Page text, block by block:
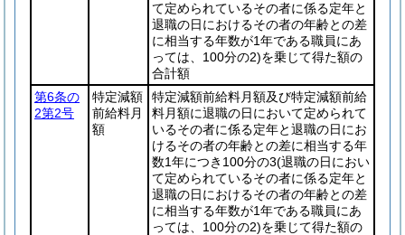
て定められているその者に係る定年と
退職の日におけるその者の年齢との差
に相当する年数が1年である職員にあ
っては、100分の2)を乗じて得た額の
合計額
第6条の
2第2号
特定減額
前給料月
額
特定減額前給料月額及び特定減額前給
料月額に退職の日において定められて
いるその者に係る定年と退職の日にお
けるその者の年齢との差に相当する年
数1年につき100分の3(退職の日におい
て定められているその者に係る定年と
退職の日におけるその者の年齢との差
に相当する年数が1年である職員にあ
っては、100分の2)を乗じて得た額の